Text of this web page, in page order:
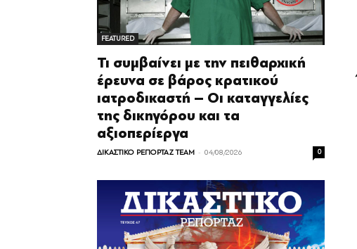
FEATURED
Τι συμβαίνει με την πειθαρχική
έρευνα σε βάρος κρατικού
ιατροδικαστή – Οι καταγγελίες
της δικηγόρου και τα
αξιοπερίεργα
ΔΙΚΑΣΤΙΚΟ ΡΕΠΟΡΤΑΖ TEAM - 04/08/2026 0